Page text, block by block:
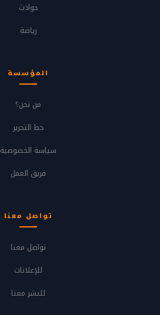
حوادث
رياضة
المؤسسة
من نحن؟
خط التحرير
سياسة الخصوصية
فريق العمل
تواصل معنا
تواصل معنا
للإعلانات
للنشر معنا